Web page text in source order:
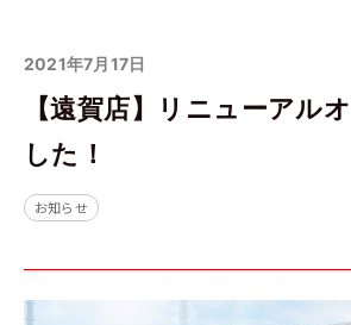
2021年7月17日
【遠賀店】リニューアル
した！
お知らせ